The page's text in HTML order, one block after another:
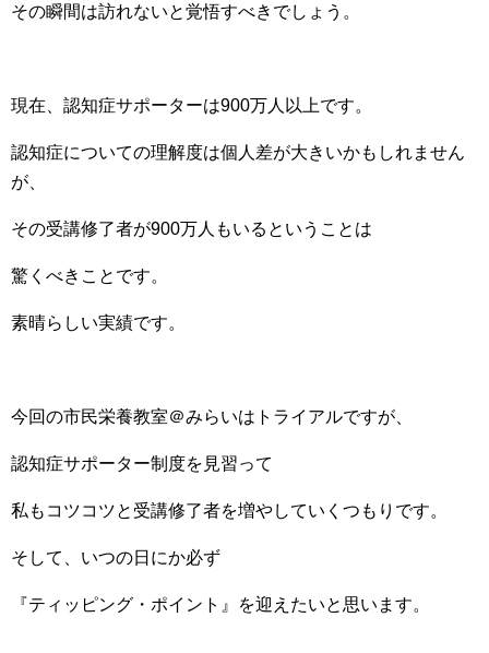
その瞬間は訪れないと覚悟すべきでしょう。
現在、認知症サポーターは900万人以上です。
認知症についての理解度は個人差が大きいかもしれません
が、
その受講修了者が900万人もいるということは
驚くべきことです。
素晴らしい実績です。
今回の市民栄養教室＠みらいはトライアルですが、
認知症サポーター制度を見習って
私もコツコツと受講修了者を増やしていくつもりです。
そして、いつの日にか必ず
『ティッピング・ポイント』を迎えたいと思います。